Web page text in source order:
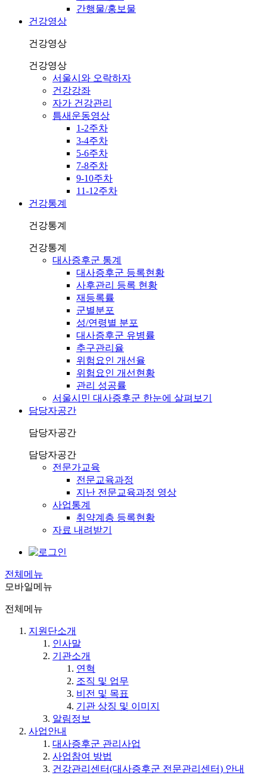
간행물/홍보물
건강영상
건강영상
건강영상
서울시와 오락하자
건강강좌
자가 건강관리
틈새운동영상
1-2주차
3-4주차
5-6주차
7-8주차
9-10주차
11-12주차
건강통계
건강통계
건강통계
대사증후군 통계
대사증후군 등록현황
사후관리 등록 현황
재등록률
군별분포
성/연령별 분포
대사증후군 유병률
추구관리율
위험요인 개선율
위험요인 개선현황
관리 성공률
서울시민 대사증후군 한눈에 살펴보기
담당자공간
담당자공간
담당자공간
전문가교육
전문교육과정
지난 전문교육과정 영상
사업통계
취약계층 등록현황
자료 내려받기
전체메뉴
모바일메뉴
전체메뉴
지원단소개
인사말
기관소개
연혁
조직 및 업무
비전 및 목표
기관 상징 및 이미지
알림정보
사업안내
대사증후군 관리사업
사업참여 방법
건강관리센터(대사증후군 전문관리센터) 안내